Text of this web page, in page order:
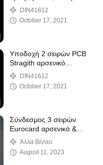
DIN41612
DIN41612
October 17, 2021
Υποδοχή 2 σειρών PCB
Stragith αρσενικό
DIN41612
DIN41612
October 17, 2021
Σύνδεσμος 3 σειρών
Eurocard αρσενικό &
θηλυκό Σύνδεσμος PCB
DIN41612
Άλλα Βίντεο
August 11, 2023